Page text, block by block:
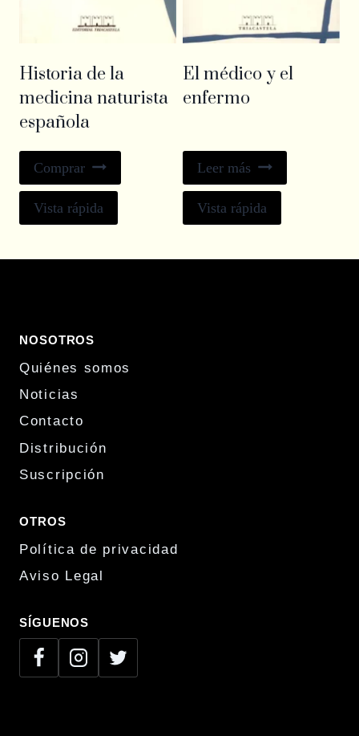
Historia de la
medicina naturista
española
Comprar
Vista rápida
El médico y el
enfermo
Leer más
Vista rápida
NOSOTROS
Quiénes somos
Noticias
Contacto
Distribución
Suscripción
OTROS
Política de privacidad
Aviso Legal
SÍGUENOS